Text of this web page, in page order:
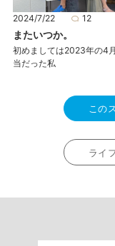
2024/7/22 12
またいつか。
初めましては2023年の4
当だった私
この
ライ